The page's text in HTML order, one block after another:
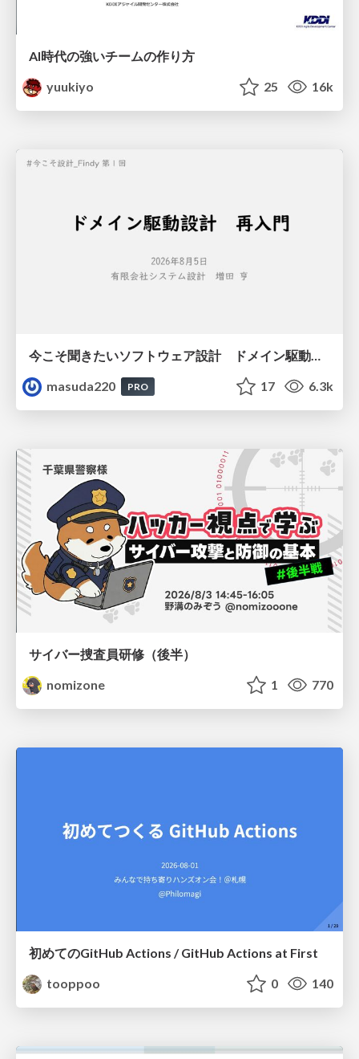
AI時代の強いチームの作り方
yuukiyo
25 16k
masuda220
PRO 17 6.3k
サイバー捜査員研修（後半）
nomizone
1 770
初めてのGitHub Actions / GitHub Actions at First
tooppoo
0 140